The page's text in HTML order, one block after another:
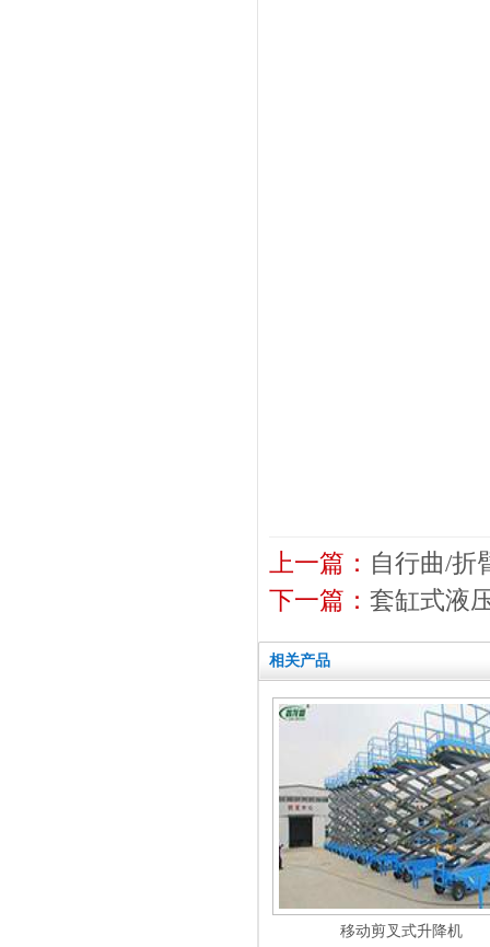
上一篇： 自行曲/折
下一篇： 套缸式液
相关产品
移动剪叉式升降机